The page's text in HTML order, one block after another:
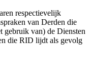
respectievelijk
van Derden die
gebruik van) de Diensten
die RID lijdt als gevolg